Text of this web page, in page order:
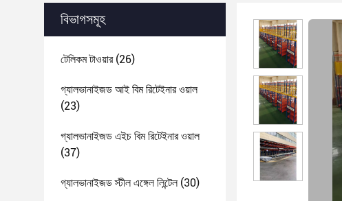
বিভাগসমূহ
টেলিকম টাওয়ার(26)
গ্যালভানাইজড আই বিম রিটেইনার ওয়াল
(23)
গ্যালভানাইজড এইচ বিম রিটেইনার ওয়াল
(37)
গ্যালভানাইজড স্টীল এঙ্গেল লিন্টেল(30)